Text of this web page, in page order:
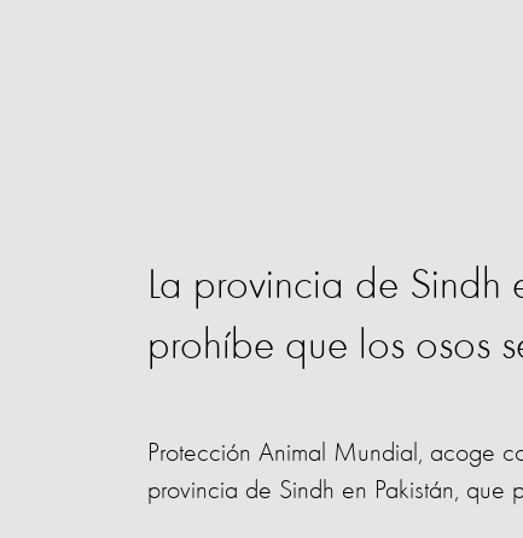
La provincia de Sindh
prohíbe que los osos
Protección Animal Mundial, acoge
provincia de Sindh en Pakistán, que